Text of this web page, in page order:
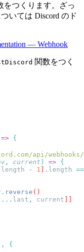
をつくります。ざっ
いては Discord のド
— Webhook
関数をつく
=>
api/webhooks/
, current ) =>
length - 1 . length
. reverse
... last , current
,